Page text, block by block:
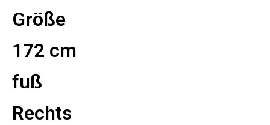
Größe
172 cm
fuß
Rechts